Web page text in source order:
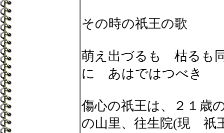
その時の祇王の歌
萌え出づるも 枯るも
に あはではつべき
傷心の祇王は、２１歳
の山里、往生院(現 祇